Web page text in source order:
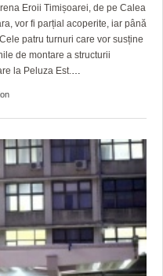
Eroii Timișoarei, de pe Calea
vor fi parțial acoperite, iar până
patru turnuri care vor susține
de montare a structurii
la Peluza Est.